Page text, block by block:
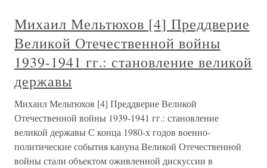
Михаил Мельтюхов [4] Преддверие
Великой Отечественной войны
1939-1941 гг.: становление великой
державы
Михаил Мельтюхов [4] Преддверие Великой
Отечественной войны 1939-1941 гг.: становление
великой державы С конца 1980-х годов военно-
политические события кануна Великой Отечественной
войны стали объектом оживленной дискуссии в